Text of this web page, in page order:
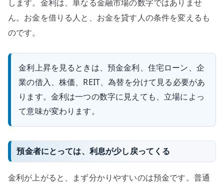
例
で
見
へ
します。金利は、単なる金融市場の数字ではありませ
ん。お金を借りる人と、お金を貸す人の条件を変えるも
のです。
金利上昇を見るときは、預金金利、住宅ローン、企
業の借入、株価、REIT、為替を分けて見る必要があ
ります。金利は一つの数字に見えても、立場によっ
て意味が変わります。
預金者にとっては、利息が少し戻ってくる
金利が上がると、まず分かりやすいのは預金です。普通